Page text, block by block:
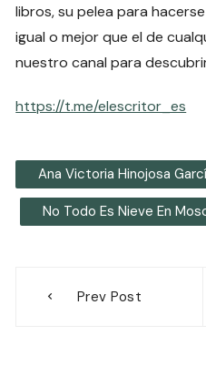
libros, su pelea para
igual o mejor que el de
nuestro canal para
https://t.me/elescritor_es
Ana Victoria Hinojosa
No Todo Es Nieve En
Prev Post